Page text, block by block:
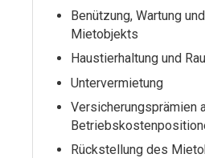
Benützung, Wartung
Mietobjekts
Haustierhaltung und
Untervermietung
Versicherungsprämien
Rückstellung des